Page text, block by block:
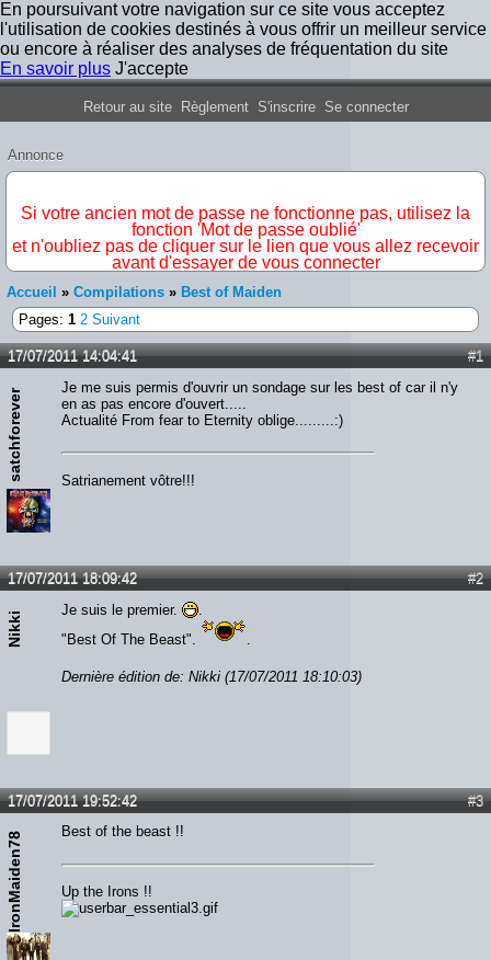
En poursuivant votre navigation sur ce site vous acceptez
l'utilisation de cookies destinés à vous offrir un meilleur service
ou encore à réaliser des analyses de fréquentation du site
En savoir plus J'accepte
Forum Iron Maiden France
Retour au site Règlement S'inscrire Se connecter
Annonce
Si votre ancien mot de passe ne fonctionne pas, utilisez la
fonction 'Mot de passe oublié'
et n'oubliez pas de cliquer sur le lien que vous allez recevoir
avant d'essayer de vous connecter
Accueil » Compilations » Best of Maiden
Pages: 1 2 Suivant
#1
17/07/2011 14:04:41
satchforever
Je me suis permis d'ouvrir un sondage sur les best of car il n'y
en as pas encore d'ouvert.....
Actualité From fear to Eternity oblige.........:)
Satrianement vôtre!!!
#2
17/07/2011 18:09:42
Nikki
Je suis le premier.
"Best Of The Beast".
Dernière édition de: Nikki (17/07/2011 18:10:03)
#3
17/07/2011 19:52:42
IronMaiden78 Best of the beast !!
Up the Irons !!